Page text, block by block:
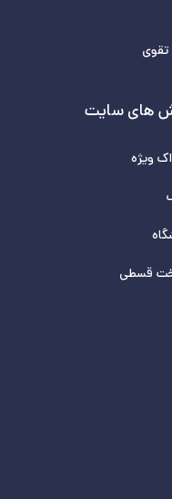
های سایت
ویژه
قسطی